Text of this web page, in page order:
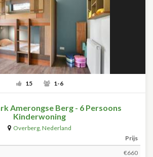
15 1-6
Amerongse Berg - 6 Persoons
Kinderwoning
Overberg, Nederland
Prijs
€660